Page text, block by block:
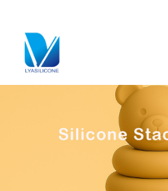
contenido